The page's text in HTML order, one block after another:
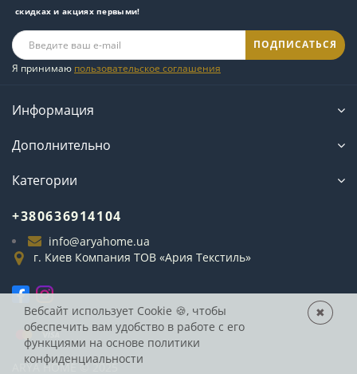
скидках и акциях первыми!
ПОДПИСАТЬСЯ
Я принимаю пользовательское соглашения
Информация
Дополнительно
Категории
+380636914104
info@aryahome.ua
г. Киев Компания ТОВ «Ария Текстиль»
ARYAHOME © 2025
Вебсайт использует Cookie 🍪, чтобы
обеспечить вам удобство в работе с его
функциями на основе политики
конфиденциальности
✖